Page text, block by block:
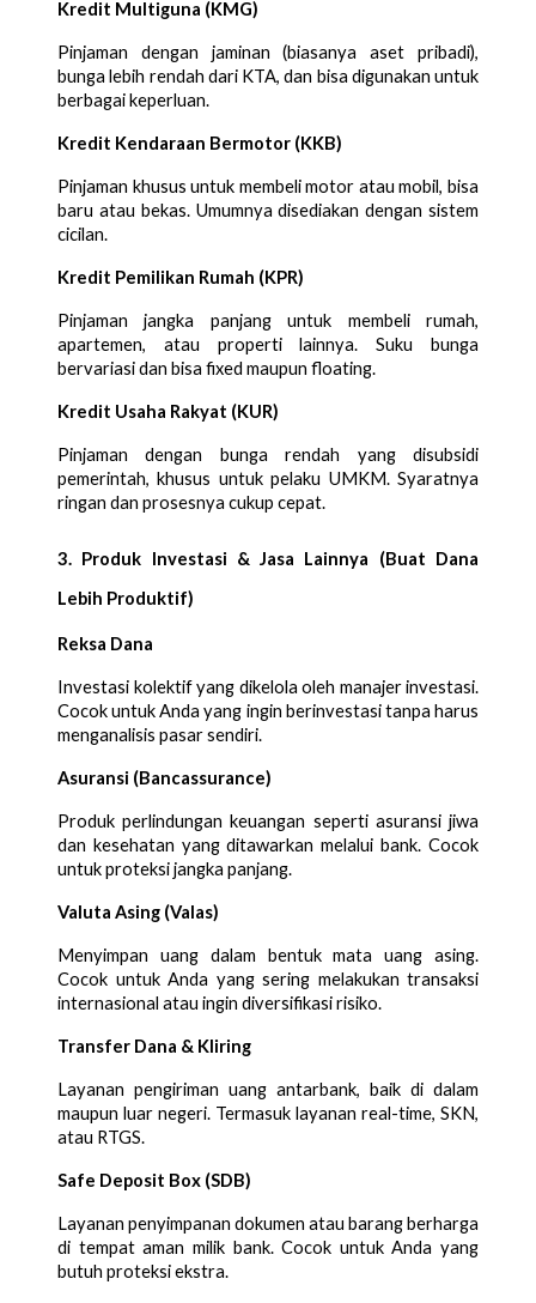
Kredit Multiguna (KMG)
Pinjaman dengan jaminan (biasanya aset pribadi),
bunga lebih rendah dari KTA, dan bisa digunakan untuk
berbagai keperluan.
Kredit Kendaraan Bermotor (KKB)
Pinjaman khusus untuk membeli motor atau mobil, bisa
baru atau bekas. Umumnya disediakan dengan sistem
cicilan.
Kredit Pemilikan Rumah (KPR)
Pinjaman jangka panjang untuk membeli rumah,
apartemen, atau properti lainnya. Suku bunga
bervariasi dan bisa fixed maupun floating.
Kredit Usaha Rakyat (KUR)
Pinjaman dengan bunga rendah yang disubsidi
pemerintah, khusus untuk pelaku UMKM. Syaratnya
ringan dan prosesnya cukup cepat.
3. Produk Investasi & Jasa Lainnya (Buat Dana
Lebih Produktif)
Reksa Dana
Investasi kolektif yang dikelola oleh manajer investasi.
Cocok untuk Anda yang ingin berinvestasi tanpa harus
menganalisis pasar sendiri.
Asuransi (Bancassurance)
Produk perlindungan keuangan seperti asuransi jiwa
dan kesehatan yang ditawarkan melalui bank. Cocok
untuk proteksi jangka panjang.
Valuta Asing (Valas)
Menyimpan uang dalam bentuk mata uang asing.
Cocok untuk Anda yang sering melakukan transaksi
internasional atau ingin diversifikasi risiko.
Transfer Dana & Kliring
Layanan pengiriman uang antarbank, baik di dalam
maupun luar negeri. Termasuk layanan real-time, SKN,
atau RTGS.
Safe Deposit Box (SDB)
Layanan penyimpanan dokumen atau barang berharga
di tempat aman milik bank. Cocok untuk Anda yang
butuh proteksi ekstra.